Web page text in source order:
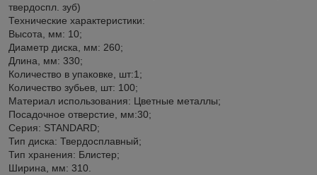
твердоспл. зуб)
Технические характеристики:
Высота, мм: 10;
Диаметр диска, мм: 260;
Длина, мм: 330;
Количество в упаковке, шт:1;
Количество зубьев, шт: 100;
Материал использования: Цветные металлы;
Посадочное отверстие, мм:30;
Серия: STANDARD;
Тип диска: Твердосплавный;
Тип хранения: Блистер;
Ширина, мм: 310.